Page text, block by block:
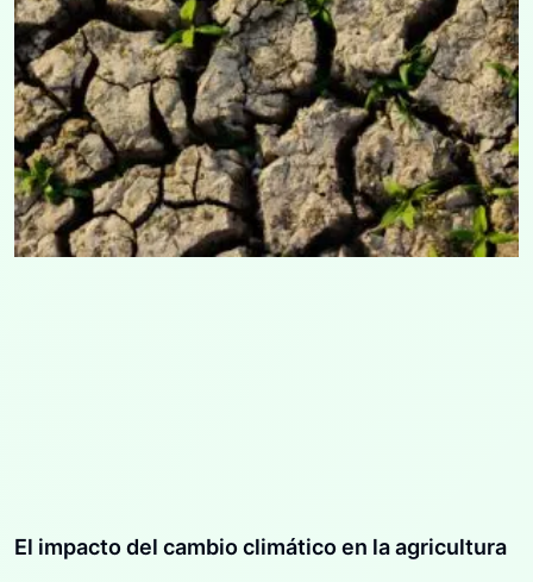
El impacto del cambio climático en la agricultura